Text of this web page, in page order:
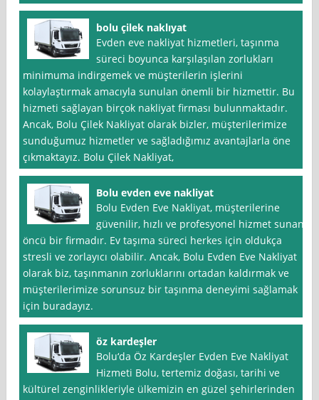
bolu çilek naklıyat
Evden eve nakliyat hizmetleri, taşınma
süreci boyunca karşılaşılan zorlukları
minimuma indirgemek ve müşterilerin işlerini
kolaylaştırmak amacıyla sunulan önemli bir hizmettir. Bu
hizmeti sağlayan birçok nakliyat firması bulunmaktadır.
Ancak, Bolu Çilek Nakliyat olarak bizler, müşterilerimize
sunduğumuz hizmetler ve sağladığımız avantajlarla öne
çıkmaktayız. Bolu Çilek Nakliyat,
Bolu evden eve nakliyat
Bolu Evden Eve Nakliyat, müşterilerine
güvenilir, hızlı ve profesyonel hizmet sunan
öncü bir firmadır. Ev taşıma süreci herkes için oldukça
stresli ve zorlayıcı olabilir. Ancak, Bolu Evden Eve Nakliyat
olarak biz, taşınmanın zorluklarını ortadan kaldırmak ve
müşterilerimize sorunsuz bir taşınma deneyimi sağlamak
için buradayız.
öz kardeşler
Bolu‘da Öz Kardeşler Evden Eve Nakliyat
Hizmeti Bolu, tertemiz doğası, tarihi ve
kültürel zenginlikleriyle ülkemizin en güzel şehirlerinden